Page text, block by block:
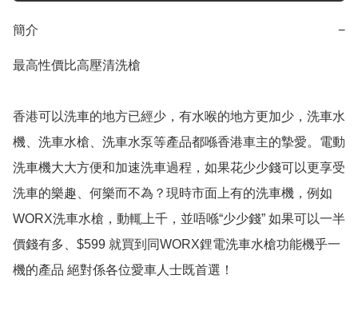
簡介 −
最高性價比高壓清洗槍
香港可以洗車的地方已經少，有水喉的地方更加少，洗車水
機、洗車水槍、洗車水泵等產品都喺香港車主的摯愛。電動
洗車機大大方便和加速洗車過程，如果花少少錢可以更享受
洗車的樂趣、何樂而不為？現時市面上有的洗車機，例如
WORX洗車水槍，動輒上千，並唔喺“少少錢” 如果可以一半
價錢有多、$599 就買到同WORX鋰電洗車水槍功能機乎一
機的產品 絕對係各位愛車人士既首選！